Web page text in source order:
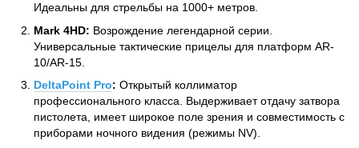
Идеальны для стрельбы на 1000+ метров.
Mark 4HD: Возрождение легендарной серии.
Универсальные тактические прицелы для платформ AR-
10/AR-15.
DeltaPoint Pro: Открытый коллиматор
профессионального класса. Выдерживает отдачу затвора
пистолета, имеет широкое поле зрения и совместимость с
приборами ночного видения (режимы NV).